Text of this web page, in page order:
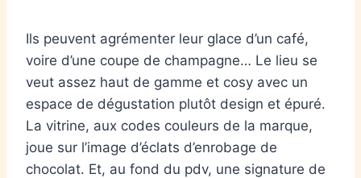
Ils peuvent agrémenter leur glace d’un café,
voire d’une coupe de champagne… Le lieu se
veut assez haut de gamme et cosy avec un
espace de dégustation plutôt design et épuré.
La vitrine, aux codes couleurs de la marque,
joue sur l’image d’éclats d’enrobage de
chocolat. Et, au fond du pdv, une signature de